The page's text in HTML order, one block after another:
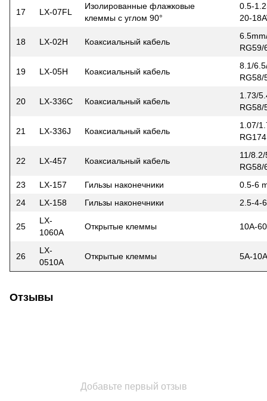
17 LX-07FL
Изолированные флажковые
клеммы с углом 90°
0.5-
20-
18 LX-02H Коаксиальный кабель
RG59/
19 LX-05H Коаксиальный кабель
8.1/
RG58/
20 LX-336C Коаксиальный кабель
1.73/
RG58/
21 LX-336J Коаксиальный кабель
1.07/
22 LX-457 Коаксиальный кабель
11/
RG58/
23
LX-157 Гильзы наконечники
0.5-6
24
LX-158 Гильзы наконечники 2.5-4-
25
LX-
1060A
Открытые клеммы 10A-
26
LX-
0510A
Открытые клеммы 5A-10A
Отзывы
Добавьте первый отзыв